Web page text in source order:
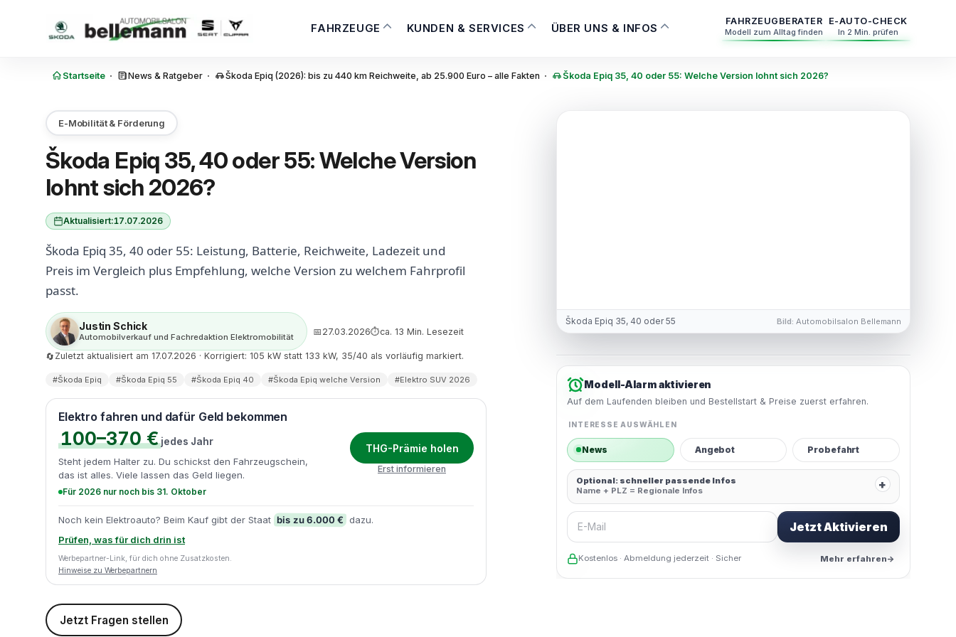
FAHRZEUGE KUNDEN & SERVICES ÜBER UNS & INFOS
FAHRZEUGBERATER
Modell zum Alltag finden
E-AUTO-CHECK
In 2 Min. prüfen
Startseite · News & Ratgeber · Škoda Epiq (2026): bis zu 440 km Reichweite, ab 25.900 Euro – alle Fakten · Škoda Epiq 35, 40 oder 55: Welche Version lohnt sich 2026?
E-Mobilität & Förderung
Škoda Epiq 35, 40 oder 55: Welche Version
lohnt sich 2026?
Aktualisiert:17.07.2026
Škoda Epiq 35, 40 oder 55: Leistung, Batterie, Reichweite, Ladezeit und
Preis im Vergleich plus Empfehlung, welche Version zu welchem Fahrprofil
passt.
Justin Schick
Automobilverkauf und Fachredaktion Elektromobilität 📅 27.03.2026⏱ca. 13 Min. Lesezeit
🔄 Zuletzt aktualisiert am 17.07.2026 · Korrigiert: 105 kW statt 133 kW, 35/40 als vorläufig markiert.
#Škoda Epiq #Škoda Epiq 55 #Škoda Epiq 40 #Škoda Epiq welche Version #Elektro SUV 2026
Elektro fahren und dafür Geld bekommen
100–370 € jedes Jahr
Steht jedem Halter zu. Du schickst den Fahrzeugschein,
das ist alles. Viele lassen das Geld liegen.
Für 2026 nur noch bis 31. Oktober
THG-Prämie holen
Erst informieren
Noch kein Elektroauto? Beim Kauf gibt der Staat bis zu 6.000 € dazu.
Prüfen, was für dich drin ist
Werbepartner-Link, für dich ohne Zusatzkosten.
Hinweise zu Werbepartnern
Jetzt Fragen stellen
Škoda Epiq 35, 40 oder 55 Bild: Automobilsalon Bellemann
Modell-Alarm aktivieren
Auf dem Laufenden bleiben und Bestellstart & Preise zuerst erfahren.
INTERESSE AUSWÄHLEN
News Angebot Probefahrt
Optional: schneller passende Infos
Name + PLZ = Regionale Infos
+
E-Mail
Jetzt Aktivieren
Kostenlos · Abmeldung jederzeit · Sicher Mehr erfahren→